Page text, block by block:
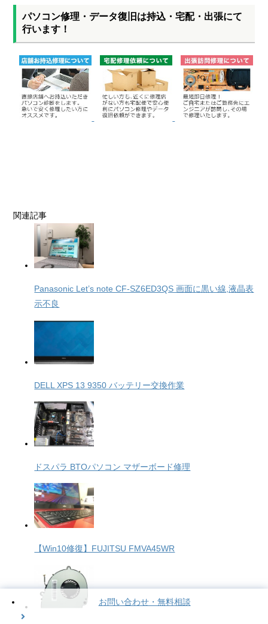
パソコン修理・データ復旧は持込・宅配・出張にて
行います！
関連記事
Panasonic Let’s note CF-SZ6ED3QS 画面に黒い線,液晶表
示不良
DELL XPS 13 9350 バッテリー交換作業
ドスパラ BTOパソコン マザーボード修理
【Win10修復】FUJITSU FMVA45WR
お問い合わせ・無料相談